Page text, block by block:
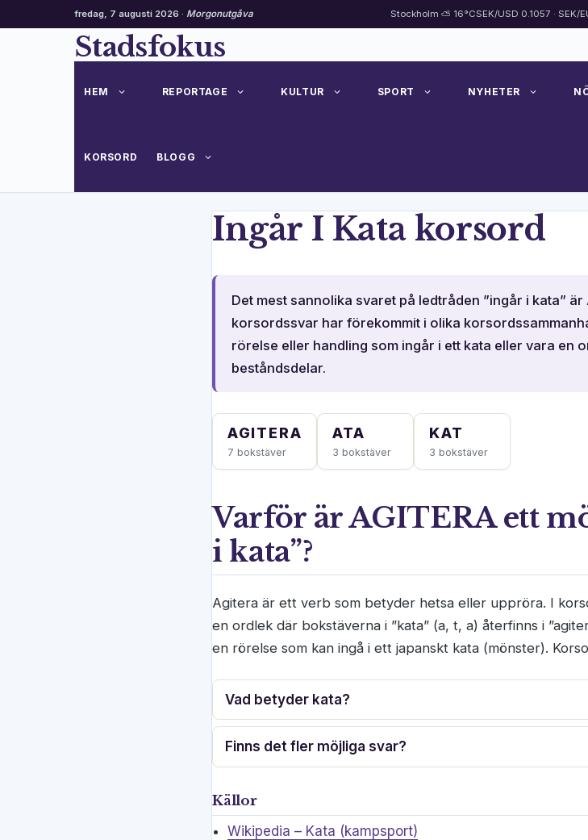
fredag, 7 augusti 2026 · Morgonutgåva Stockholm ⛅ 16°CSEK/USD 0.1057 · SEK/
Stadsfokus
HEM REPORTAGE KULTUR SPORT NYHETER
KORSORD BLOGG
Ingår I Kata korsord
Det mest sannolika svaret på ledtråden ”ingår i kata” är
korsordssvar har förekommit i olika
rörelse eller handling som ingår i ett kata eller vara en
beståndsdelar.
AGITERA
7 bokstäver
ATA
3 bokstäver
KAT
3 bokstäver
Varför är AGITERA ett
i kata”?
Agitera är ett verb som betyder hetsa eller uppröra. I
en ordlek där bokstäverna i ”kata” (a, t, a) återfinns i
en rörelse som kan ingå i ett japanskt kata (mönster).
Vad betyder kata?
Finns det fler möjliga svar?
Källor
Wikipedia – Kata (kampsport)